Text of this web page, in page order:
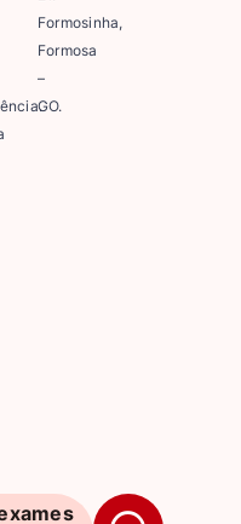
Formosinha,
Formosa
–
GO.